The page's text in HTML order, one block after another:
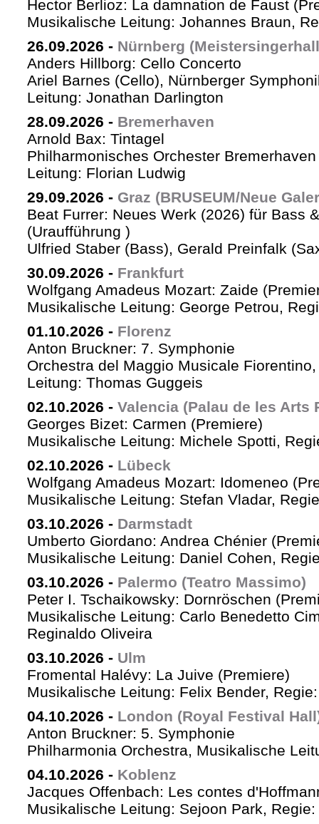
Hector Berlioz: La damnation de Faust
Musikalische Leitung: Johannes Braun,
26.09.2026 - Nürnberg
Anders Hillborg: Cello Concerto
Ariel Barnes (Cello), Nürnberger
Leitung: Jonathan Darlington
28.09.2026 - Bremerhaven
Arnold Bax: Tintagel
Philharmonisches Orchester
Leitung: Florian Ludwig
29.09.2026 - Graz (BRUSEUM/Neue
Beat Furrer: Neues Werk (2026) für Bass
(Uraufführung )
Ulfried Staber (Bass), Gerald Preinfalk
30.09.2026 - Frankfurt
Wolfgang Amadeus Mozart: Zaide
Musikalische Leitung: George Petrou,
01.10.2026 - Florenz
Anton Bruckner: 7. Symphonie
Orchestra del Maggio Musicale
Leitung: Thomas Guggeis
02.10.2026 - Valencia (Palau de les Arts
Georges Bizet: Carmen (Premiere)
Musikalische Leitung: Michele Spotti,
02.10.2026 - Lübeck
Wolfgang Amadeus Mozart: Idomeneo
Musikalische Leitung: Stefan Vladar,
03.10.2026 - Darmstadt
Umberto Giordano: Andrea Chénier
Musikalische Leitung: Daniel Cohen,
03.10.2026 - Palermo (Teatro Massimo)
Peter I. Tschaikowsky: Dornröschen
Musikalische Leitung: Carlo Benedetto
Reginaldo Oliveira
03.10.2026 - Ulm
Fromental Halévy: La Juive (Premiere)
Musikalische Leitung: Felix Bender,
04.10.2026 - London (Royal Festival
Anton Bruckner: 5. Symphonie
Philharmonia Orchestra, Musikalische
04.10.2026 - Koblenz
Jacques Offenbach: Les contes
Musikalische Leitung: Sejoon Park,